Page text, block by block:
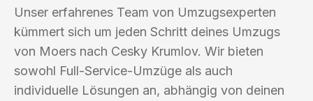
Unser erfahrenes Team von Umzugsexperten
kümmert sich um jeden Schritt deines Umzugs
von Moers nach Cesky Krumlov. Wir bieten
sowohl Full-Service-Umzüge als auch
individuelle Lösungen an, abhängig von deinen